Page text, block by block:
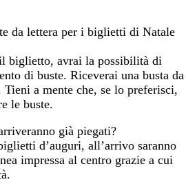
da lettera per i biglietti di Natale
biglietto, avrai la possibilità di
di buste. Riceverai una busta da
a mente che, se lo preferisci,
le buste.
già piegati?
d’auguri, all’arrivo saranno
impressa al centro grazie a cui